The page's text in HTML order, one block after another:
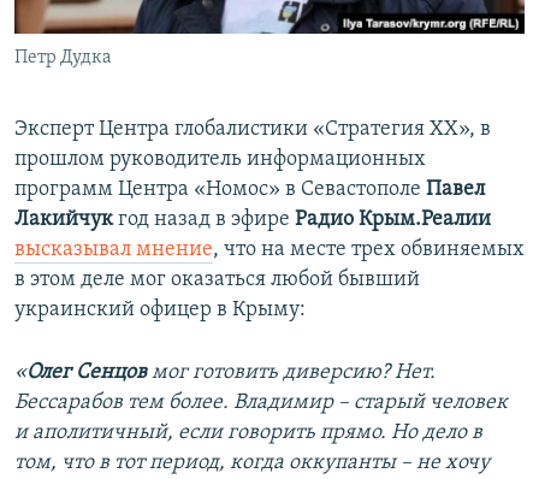
Петр Дудка
Эксперт Центра глобалистики «Стратегия ХХ», в
прошлом руководитель информационных
программ Центра «Номос» в Севастополе Павел
Лакийчукгод назад в эфире Радио Крым.Реалии
высказывал мнение, что на месте трех обвиняемых
в этом деле мог оказаться любой бывший
украинский офицер в Крыму:
«Олег Сенцовмог готовить диверсию? Нет.
Бессарабов тем более. Владимир – старый человек
и аполитичный, если говорить прямо. Но дело в
том, что в тот период, когда оккупанты – не хочу